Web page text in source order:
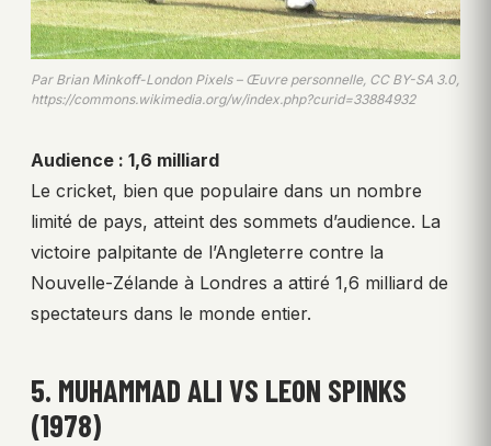
Par Brian Minkoff-London Pixels – Œuvre personnelle, CC BY-SA 3.0,
https://commons.wikimedia.org/w/index.php?curid=33884932
Audience : 1,6 milliard
Le cricket, bien que populaire dans un nombre
limité de pays, atteint des sommets d’audience. La
victoire palpitante de l’Angleterre contre la
Nouvelle-Zélande à Londres a attiré 1,6 milliard de
spectateurs dans le monde entier.
5. MUHAMMAD ALI VS LEON SPINKS
(1978)